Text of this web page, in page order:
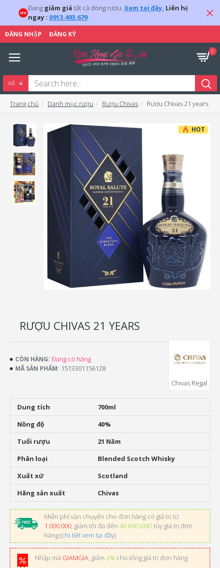
Đang giảm giá tất cả dòng rượu. Xem tại đây. Liên hệ
ngay : 0913.493.679
ĐĂNG NHẬP ĐĂNG KÝ
0
All
Trang chủ Danh mục rượu Rượu Chivas Rượu Chivas 21 years
HOT
RƯỢU CHIVAS 21 YEARS
Dung tích
700ml
Nồng độ
40%
Tuổi rượu
21 Năm
Phân loại
Blended Scotch Whisky
Xuất xứ
Scotland
Hãng sản xuất
Chivas
Miễn phí vận chuyển cho đơn hàng có giá trị từ
1.000.000, giảm tối đa đến 40.000 VNĐtùy giá trị đơn
hàng (chi tiết xem tại đây).
Nhập mã GIAMGIA, giảm 2% cho tổng giá trị đơn hàng
CÒN HÀNG: Đang có hàng
MÃ SẢN PHẨM: 1513301156128
Chivas Regal